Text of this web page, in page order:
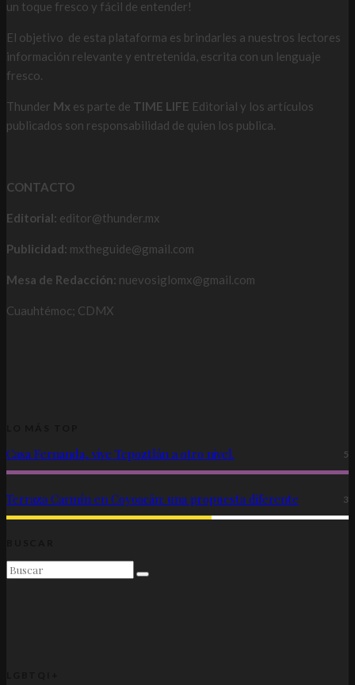
un toque fresco y fácil de entender!
El objetivo de esta plataforma es brindarles a nuestros lectores
información relevante y entretenida, escrita con un lenguaje
fresco.
Thunder Mx es parte de TIME LIFE Editorial y los artículos
publicados son responsabilidad de quien los publica.
CONTACTO
Editorial: editor@thunder.mx
Publicidad: mxtheguide@gmail.com
Mesa de Redacción: nuevosiglomx@gmail.com
Cuauhtémoc; CDMX
Casa Fernanda, vive Tepoztlán a otro nivel. 5
Terraza Carmín en Coyoacán: una propuesta diferente 3